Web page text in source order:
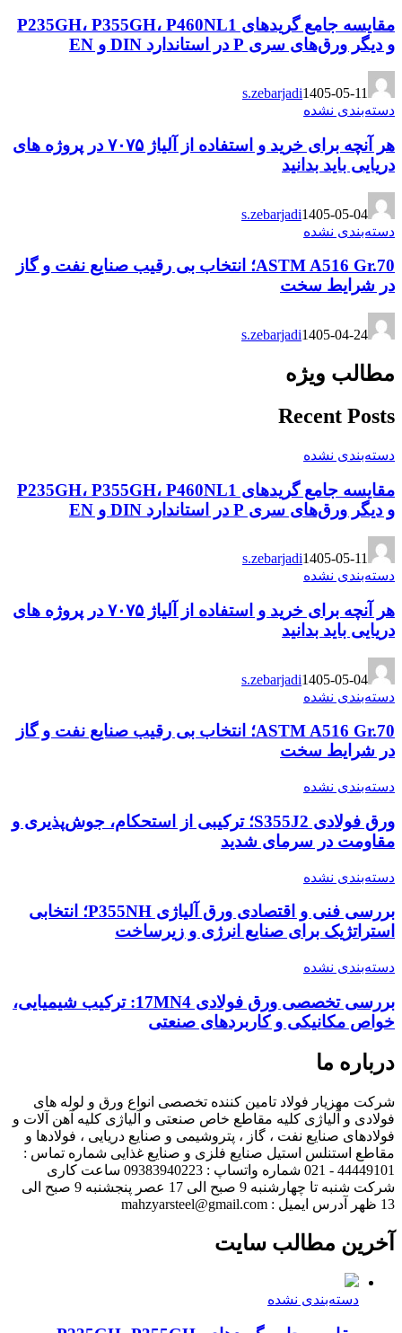
مقایسه جامع گریدهای P235GH، P355GH، P460NL1
و دیگر ورق‌های سری P در استاندارد DIN و EN
s.zebarjadi1405-05-11
دسته‌بندی نشده
هر آنچه برای خرید و استفاده از آلیاژ ۷۰۷۵ در پروژه های
دریایی باید بدانید
s.zebarjadi1405-05-04
دسته‌بندی نشده
ASTM A516 Gr.70؛ انتخاب بی رقیب صنایع نفت و گاز
در شرایط سخت
s.zebarjadi1405-04-24
مطالب ویژه
Recent Posts
دسته‌بندی نشده
مقایسه جامع گریدهای P235GH، P355GH، P460NL1
و دیگر ورق‌های سری P در استاندارد DIN و EN
s.zebarjadi1405-05-11
دسته‌بندی نشده
هر آنچه برای خرید و استفاده از آلیاژ ۷۰۷۵ در پروژه های
دریایی باید بدانید
s.zebarjadi1405-05-04
دسته‌بندی نشده
ASTM A516 Gr.70؛ انتخاب بی رقیب صنایع نفت و گاز
در شرایط سخت
دسته‌بندی نشده
ورق فولادی S355J2؛ ترکیبی از استحکام، جوش‌پذیری و
مقاومت در سرمای شدید
دسته‌بندی نشده
بررسی فنی و اقتصادی ورق آلیاژی P355NH؛ انتخابی
استراتژیک برای صنایع انرژی و زیرساخت
دسته‌بندی نشده
بررسی تخصصی ورق فولادی 17MN4: ترکیب شیمیایی،
خواص مکانیکی و کاربردهای صنعتی
درباره ما
شرکت مهزیار فولاد تامین کننده تخصصی انواع ورق و لوله های
فولادی و آلیاژی کلیه مقاطع خاص صنعتی و آلیاژی کلیه آهن آلات و
فولادهای صنایع نفت ، گاز ، پتروشیمی و صنایع دریایی ، فولادها و
مقاطع استنلس استیل صنایع فلزی و صنایع غذایی شماره تماس :
44449101 - 021 شماره واتساپ : 09383940223 ساعت کاری
شرکت شنبه تا چهارشنبه 9 صبح الی 17 عصر پنجشنبه 9 صبح الی
13 ظهر آدرس ایمیل : mahzyarsteel@gmail.com
آخرین مطالب سایت
دسته‌بندی نشده